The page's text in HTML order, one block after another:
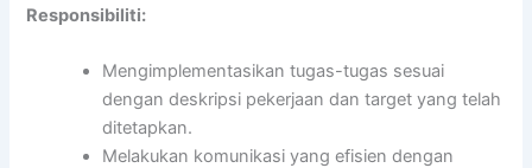
Responsibiliti:
Mengimplementasikan tugas-tugas sesuai
dengan deskripsi pekerjaan dan target yang telah
ditetapkan.
Melakukan komunikasi yang efisien dengan